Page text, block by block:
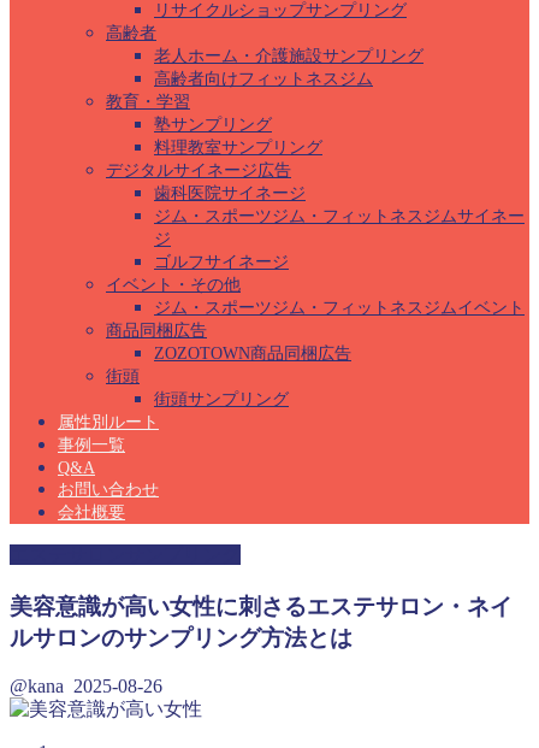
リサイクルショップサンプリング
高齢者
老人ホーム・介護施設サンプリング
高齢者向けフィットネスジム
教育・学習
塾サンプリング
料理教室サンプリング
デジタルサイネージ広告
歯科医院サイネージ
ジム・スポーツジム・フィットネスジムサイネー
ジ
ゴルフサイネージ
イベント・その他
ジム・スポーツジム・フィットネスジムイベント
商品同梱広告
ZOZOTOWN商品同梱広告
街頭
街頭サンプリング
属性別ルート
事例一覧
Q&A
お問い合わせ
会社概要
美容意識が高い女性に刺さるエステサロン・ネイ
ルサロンのサンプリング方法とは
@kana 2025-08-26